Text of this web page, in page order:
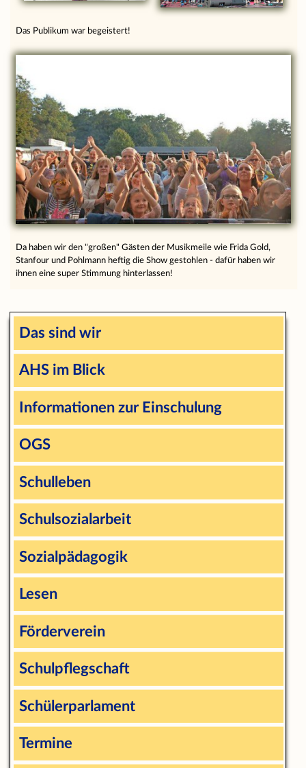
Das Publikum war begeistert!
Da haben wir den "großen" Gästen der Musikmeile wie Frida Gold,
Stanfour und Pohlmann heftig die Show gestohlen - dafür haben wir
ihnen eine super Stimmung hinterlassen!
Das sind wir
AHS im Blick
Informationen zur Einschulung
OGS
Schulleben
Schulsozialarbeit
Sozialpädagogik
Lesen
Förderverein
Schulpflegschaft
Schülerparlament
Termine